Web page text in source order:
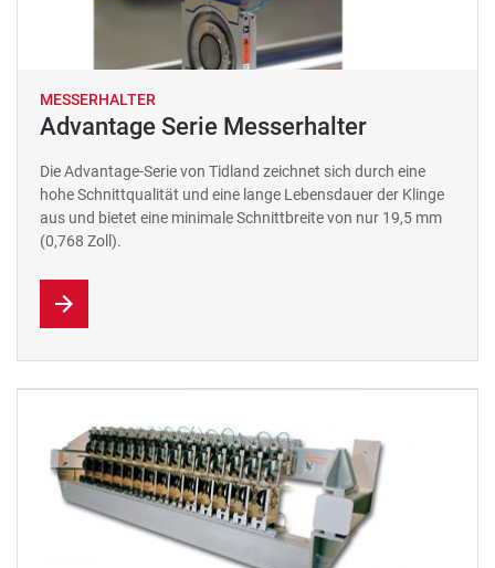
MESSERHALTER
Advantage Serie Messerhalter
Die Advantage-Serie von Tidland zeichnet sich durch eine
hohe Schnittqualität und eine lange Lebensdauer der Klinge
aus und bietet eine minimale Schnittbreite von nur 19,5 mm
(0,768 Zoll).